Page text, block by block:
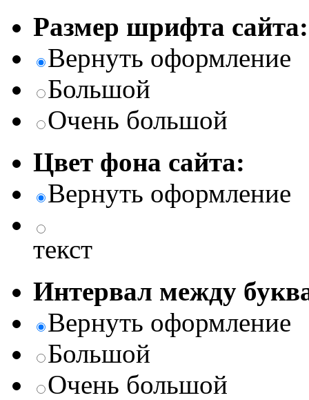
Размер шрифта сайта:
Вернуть оформление
Большой
Очень большой
Цвет фона сайта:
Вернуть оформление
текст
Интервал между
Вернуть оформление
Большой
Очень большой